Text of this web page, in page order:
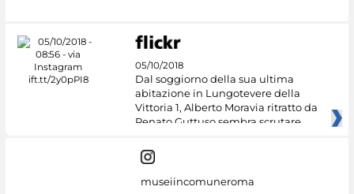
05/10/2018
Dal soggiorno della sua ultima
abitazione in Lungotevere della
Vittoria 1, Alberto Moravia ritratto da
Renato Guttuso sembra scrutare
museiincomuneroma